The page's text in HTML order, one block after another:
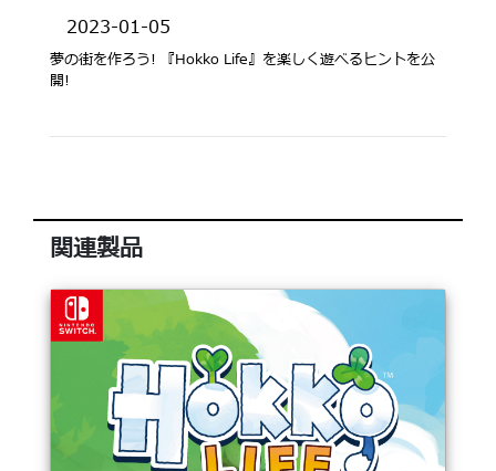
2023-01-05
夢の街を作ろう! 『Hokko Life』を楽しく遊べるヒントを公
開!
関連製品